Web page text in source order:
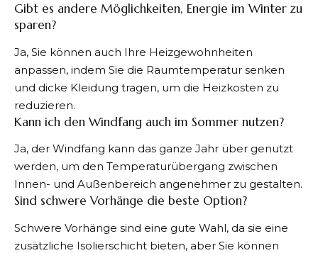
Gibt es andere Möglichkeiten, Energie im Winter zu
sparen?
Ja, Sie können auch Ihre Heizgewohnheiten
anpassen, indem Sie die Raumtemperatur senken
und dicke Kleidung tragen, um die Heizkosten zu
reduzieren.
Kann ich den Windfang auch im Sommer nutzen?
Ja, der Windfang kann das ganze Jahr über genutzt
werden, um den Temperaturübergang zwischen
Innen- und Außenbereich angenehmer zu gestalten.
Sind schwere Vorhänge die beste Option?
Schwere Vorhänge sind eine gute Wahl, da sie eine
zusätzliche Isolierschicht bieten, aber Sie können